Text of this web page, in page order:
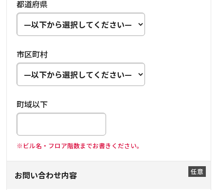
都道府県
市区町村
町域以下
※ビル名・フロア階数までお書きください。
お問い合わせ内容